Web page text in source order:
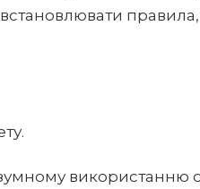
встановлювати
використанню